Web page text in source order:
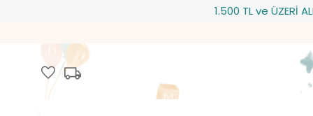
1.500 TL ve ÜZERİ
favorite local_shipping